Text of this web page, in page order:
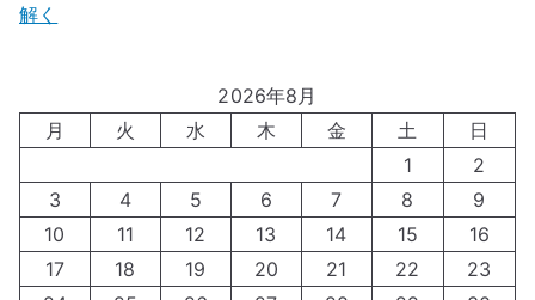
解く
2026年8月
月
火 水 木 金 土
日
1
2
3
4 5 6 7 8
9
10
11 12 13 14 15
16
17
18 19 20 21 22
23